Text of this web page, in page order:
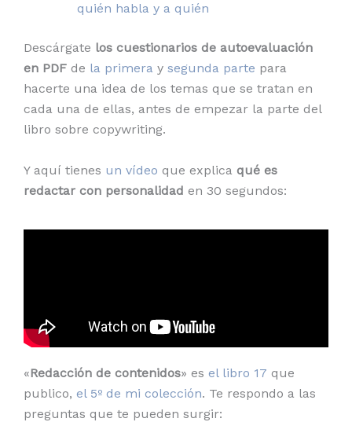
quién habla y a quién
Descárgate los cuestionarios de autoevaluación
en PDF de la primera y segunda parte para
hacerte una idea de los temas que se tratan en
cada una de ellas, antes de empezar la parte del
libro sobre copywriting.
Y aquí tienes un vídeo que explica qué es
redactar con personalidad en 30 segundos:
«Redacción de contenidos» es el libro 17 que
publico, el 5º de mi colección. Te respondo a las
preguntas que te pueden surgir: